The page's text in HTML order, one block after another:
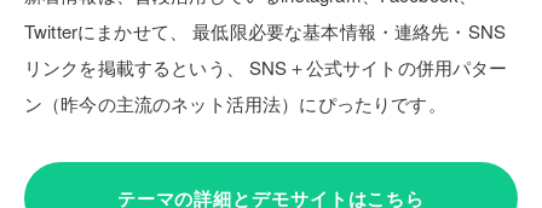
Twitterにまかせて、
最低限必要な基本情報・連絡先・SNS
リンクを掲載するという、
SNS＋公式サイトの併用パター
ン（昨今の主流のネット活用法）にぴったりです。
テーマの詳細とデモサイトはこちら